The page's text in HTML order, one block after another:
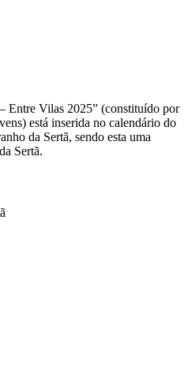
Entre Vilas 2025” (constituído por
está inserida no calendário do
da Sertã, sendo esta uma
Sertã.